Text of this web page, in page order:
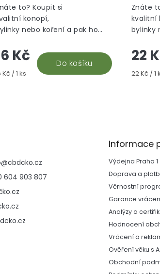
Kč
Kč / 1 ks
Do košíku
to? Koupit si
konopí,
nebo koření a pak ho
ztratilo chuť, nebo se
tam dostal nezvaný...
22
Měrná
22 Kč / 1
Znáte
kvalitní
bylinky
vám
@cbdcko.cz
604 903 807
Informace
Výdejna Praha 1
Doprava a
Věrnostní
Garance
Analýzy a
Hodnocení
Vrácení a
Ověření věku s
Obchodní